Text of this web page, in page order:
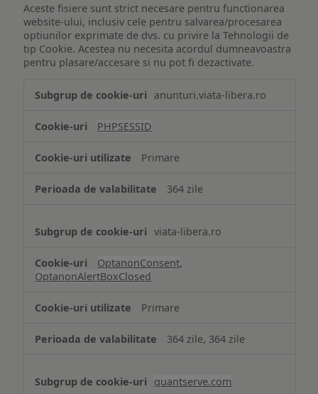
Aceste fisiere sunt strict necesare pentru functionarea
website-ului, inclusiv cele pentru salvarea/procesarea
optiunilor exprimate de dvs. cu privire la Tehnologii de
tip Cookie. Acestea nu necesita acordul dumneavoastra
pentru plasare/accesare si nu pot fi dezactivate.
de
Cookie
necesare
anunturi.viata-libera.ro
PHPSESSID
Primare
364 zile
viata-libera.ro
OptanonConsent,
OptanonAlertBoxClosed
Primare
364 zile, 364 zile
quantserve.com